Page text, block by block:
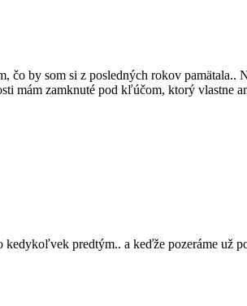
by som si z posledných rokov pamätala..
mám zamknuté pod kľúčom, ktorý vlastne
predtým.. a keďže pozeráme už